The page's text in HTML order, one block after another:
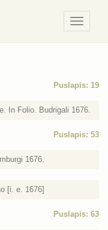
/
Meniu
Puslapis: 19
In Folio. Budrigali 1676.
Puslapis: 53
1676.
[i. e. 1676]
Puslapis: 63